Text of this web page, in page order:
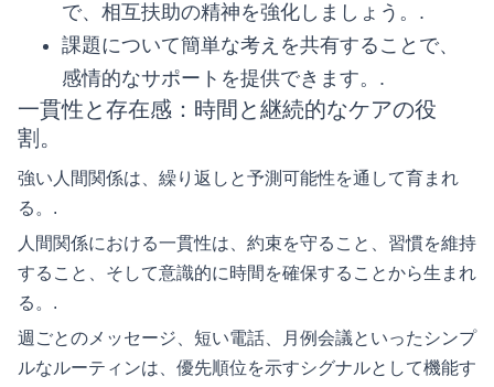
で、相互扶助の精神を強化しましょう。.
課題について簡単な考えを共有することで、
感情的なサポートを提供できます。.
一貫性と存在感：時間と継続的なケアの役
割。
強い人間関係は、繰り返しと予測可能性を通して育まれ
る。.
人間関係における一貫性は、約束を守ること、習慣を維持
すること、そして意識的に時間を確保することから生まれ
る。.
週ごとのメッセージ、短い電話、月例会議といったシンプ
ルなルーティンは、優先順位を示すシグナルとして機能す